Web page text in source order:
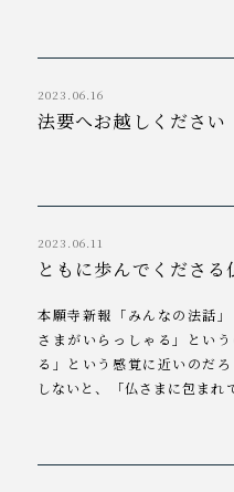
2023.06.16
法要へお越しください
2023.06.11
ともに歩んでくださる
本願寺新報「みんなの法話
さまがいらっしゃる」とい
る」という感覚に近いのだ
しないと、「仏さまに包ま